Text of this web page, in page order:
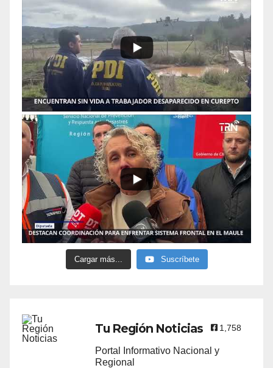
Cargar más... Suscríbete
Tu Región Noticias 1,758
Portal Informativo Nacional y
Regional